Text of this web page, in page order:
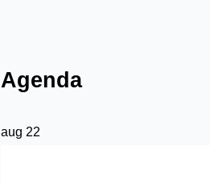
Agenda
aug 22